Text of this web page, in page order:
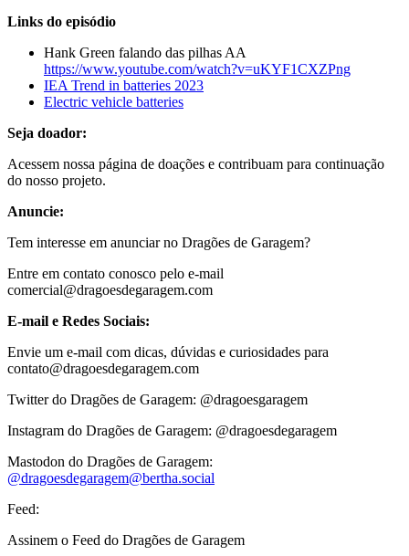
Links do episódio
Hank Green falando das pilhas AA
https://www.youtube.com/watch?v=uKYF1CXZPng
IEA Trend in batteries 2023
Electric vehicle batteries
Seja doador:
Acessem nossa página de doações e contribuam para continuação
do nosso projeto.
Anuncie:
Tem interesse em anunciar no Dragões de Garagem?
Entre em contato conosco pelo e-mail
comercial@dragoesdegaragem.com
E-mail e Redes Sociais:
Envie um e-mail com dicas, dúvidas e curiosidades para
contato@dragoesdegaragem.com
Twitter do Dragões de Garagem: @dragoesgaragem
Instagram do Dragões de Garagem: @dragoesdegaragem
Mastodon do Dragões de Garagem:
@dragoesdegaragem@bertha.social
Feed:
Assinem o Feed do Dragões de Garagem